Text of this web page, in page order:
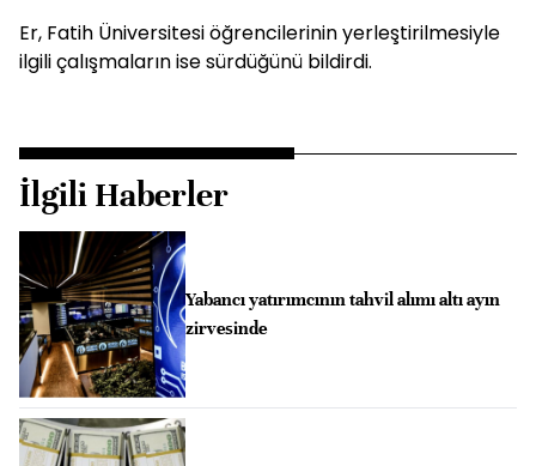
Er, Fatih Üniversitesi öğrencilerinin yerleştirilmesiyle
ilgili çalışmaların ise sürdüğünü bildirdi.
İlgili Haberler
Yabancı yatırımcının tahvil alımı altı ayın
zirvesinde